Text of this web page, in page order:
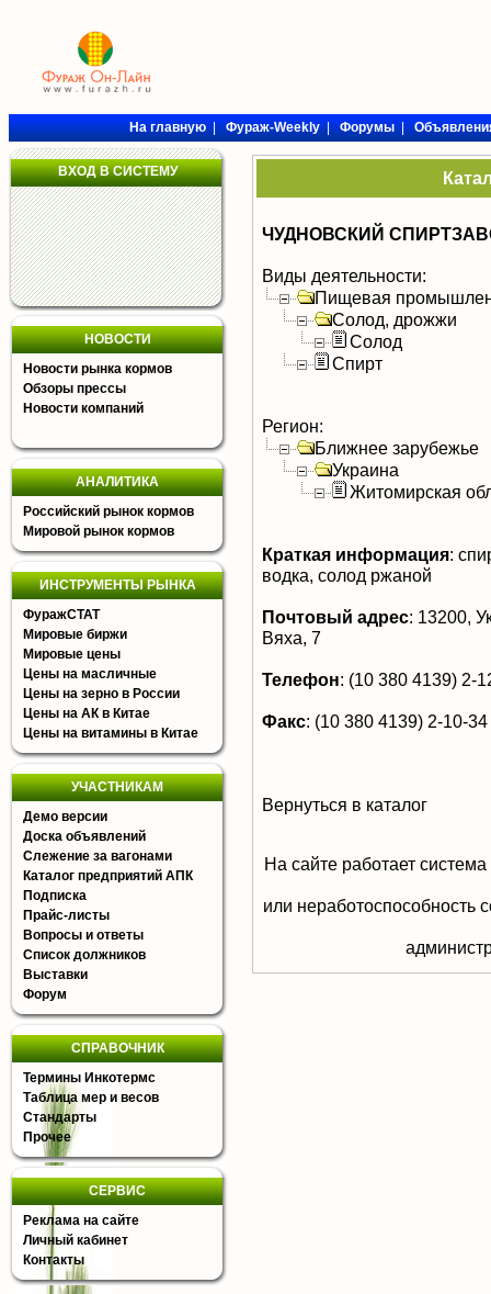
На главную|Фураж-Weekly|Форумы|
ВХОД В СИСТЕМУ
НОВОСТИ
Новости рынка кормов
Обзоры прессы
Новости компаний
АНАЛИТИКА
Российский рынок кормов
Мировой рынок кормов
ИНСТРУМЕНТЫ РЫНКА
ФуражСТАТ
Мировые биржи
Мировые цены
Цены на масличные
Цены на зерно в России
Цены на АК в Китае
Цены на витамины в Китае
УЧАСТНИКАМ
Демо версии
Доска объявлений
Слежение за вагонами
Каталог предприятий АПК
Подписка
Прайс-листы
Вопросы и ответы
Список должников
Выставки
Форум
СПРАВОЧНИК
Термины Инкотермс
Таблица мер и весов
Стандарты
Прочее
СЕРВИС
Реклама на сайте
Личный кабинет
Контакты
ЧУДНОВСКИЙ
Виды деятельности:
Пищевая
Солод, дрожжи
Солод
Спирт
Регион:
Ближнее зарубежье
Украина
Житомирская
Краткая информация:
водка, солод ржаной
Почтовый адрес: 13200,
Вяха, 7
Телефон: (10 380 4139) 2-
Факс: (10 380 4139) 2-10-34
Вернуться в каталог
На сайте работает
или неработоспособность